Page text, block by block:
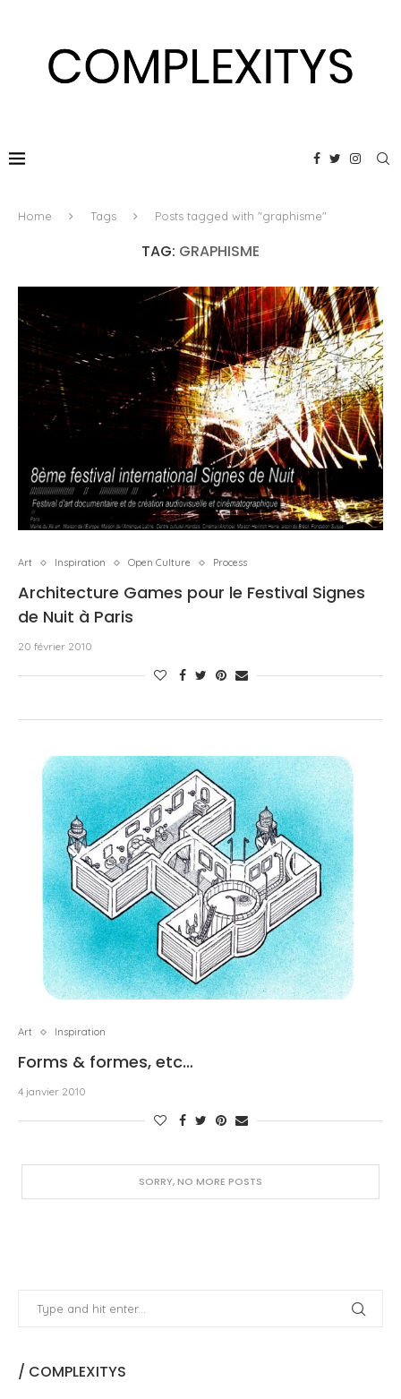
Home Tags Posts tagged with "graphisme"
TAG: GRAPHISME
Art Inspiration Open Culture Process
Architecture Games pour le Festival Signes
de Nuit à Paris
20 février 2010
Art Inspiration
Forms & formes, etc…
4 janvier 2010
SORRY, NO MORE POSTS
/ COMPLEXITYS